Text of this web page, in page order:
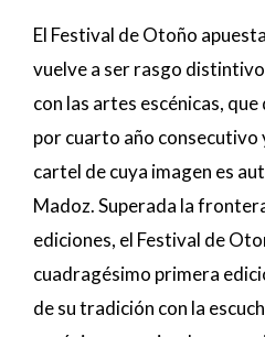
El Festival de Otoño
vuelve a ser rasgo
con las artes escénicas,
por cuarto año consecutivo
cartel de cuya imagen es
Madoz. Superada la
ediciones, el Festival de
cuadragésimo primera
de su tradición con la